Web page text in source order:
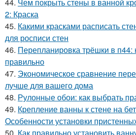
2: Краска
45. Какими красками расписать
для росписи стен
46. Перепланировка трёшки в п44:
правильно
47. Экономическое сравнение
лучше для вашего дома
48. Рулонные обои: как выбрать
49. Крепление ванны к стене на
Особенности установки